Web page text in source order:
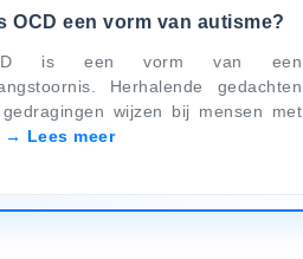
OCD een vorm van autisme?
is een vorm van een
Herhalende gedachten
wijzen bij mensen met
Lees meer